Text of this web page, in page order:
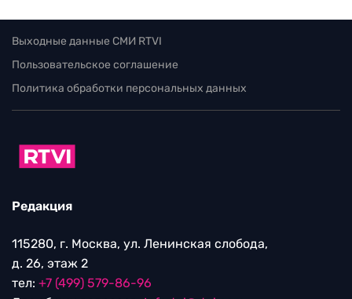
Выходные данные СМИ RTVI
Пользовательское соглашение
Политика обработки персональных данных
Редакция
115280, г. Москва, ул. Ленинская слобода,
д. 26, этаж 2
тел: +7 (499) 579-86-96